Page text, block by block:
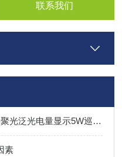
联系我们
GS6123多功能强光电筒LED聚光泛光电量显示5W巡检手电筒
素